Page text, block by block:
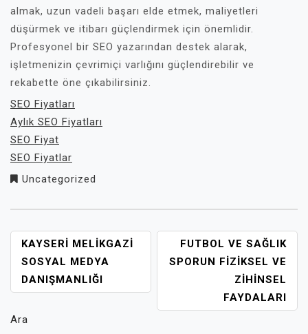
almak, uzun vadeli başarı elde etmek, maliyetleri
düşürmek ve itibarı güçlendirmek için önemlidir.
Profesyonel bir SEO yazarından destek alarak,
işletmenizin çevrimiçi varlığını güçlendirebilir ve
rekabette öne çıkabilirsiniz.
SEO Fiyatları
Aylık SEO Fiyatları
SEO Fiyat
SEO Fiyatlar
Uncategorized
YAZI
GEZINMESI
KAYSERI MELIKGAZI
SOSYAL MEDYA
DANIŞMANLIĞI
FUTBOL VE SAĞLIK
SPORUN FIZIKSEL VE
ZIHINSEL
FAYDALARI
Ara